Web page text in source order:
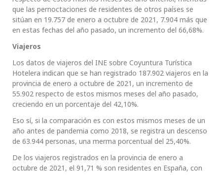
que las pernoctaciones de residentes de otros países se
sitúan en 19.757 de enero a octubre de 2021, 7.904 más que
en estas fechas del año pasado, un incremento del 66,68%.
Viajeros
Los datos de viajeros del INE sobre Coyuntura Turística
Hotelera indican que se han registrado 187.902 viajeros en la
provincia de enero a octubre de 2021, un incremento de
55.902 respecto de estos mismos meses del año pasado,
creciendo en un porcentaje del 42,10%.
Eso sí, si la comparación es con estos mismos meses de un
año antes de pandemia como 2018, se registra un descenso
de 63.944 personas, una merma porcentual del 25,40%.
De los viajeros registrados en la provincia de enero a
octubre de 2021, el 91,71 % son residentes en España, con